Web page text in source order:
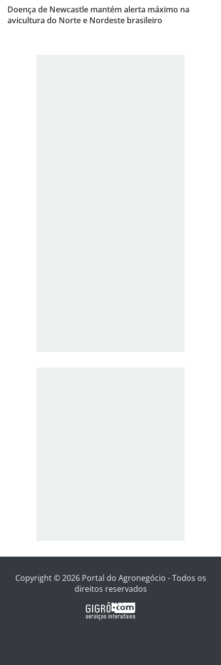
Doença de Newcastle mantém alerta máximo na
avicultura do Norte e Nordeste brasileiro
Copyright © 2026 Portal do Agronegócio - Todos os
direitos reservados